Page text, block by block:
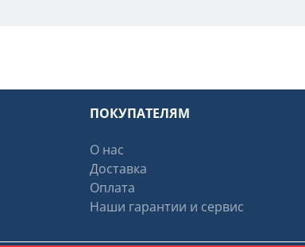
ПОКУПАТЕЛЯМ
О нас
Доставка
Оплата
Наши гарантии и сервис